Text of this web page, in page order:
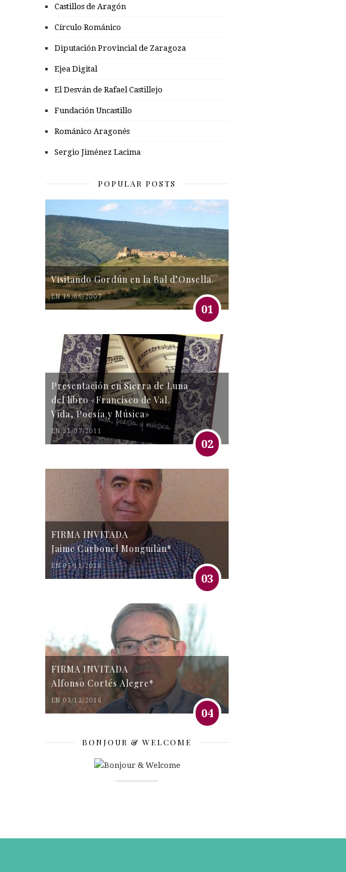
Castillos de Aragón
Círculo Románico
Diputación Provincial de Zaragoza
Ejea Digital
El Desván de Rafael Castillejo
Fundación Uncastillo
Románico Aragonés
Sergio Jiménez Lacima
POPULAR POSTS
Visitando Gordún en la Bal d’Onsella.
EN 19/06/2007
01
Presentación en Sierra de Luna
del libro «Francisco de Val.
Vida, Poesía y Música»
EN 31/07/2011
02
FIRMA INVITADA
Jaime Carbonel Monguilán*
EN 05/11/2016
03
FIRMA INVITADA
Alfonso Cortés Alegre*
EN 03/12/2016
04
BONJOUR & WELCOME